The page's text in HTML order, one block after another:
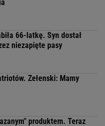
66-latkę. Syn dostał
niezapięte pasy
Zełenski: Mamy
produktem. Teraz